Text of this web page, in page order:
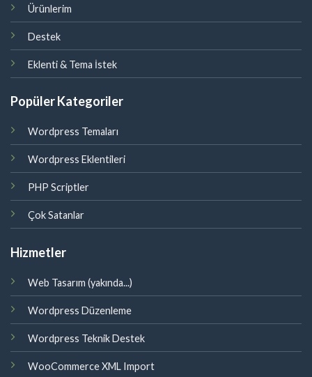
Ürünlerim
Destek
Eklenti & Tema İstek
Popüler Kategoriler
Wordpress Temaları
Wordpress Eklentileri
PHP Scriptler
Çok Satanlar
Hizmetler
Web Tasarım (yakında...)
Wordpress Düzenleme
Wordpress Teknik Destek
WooCommerce XML Import